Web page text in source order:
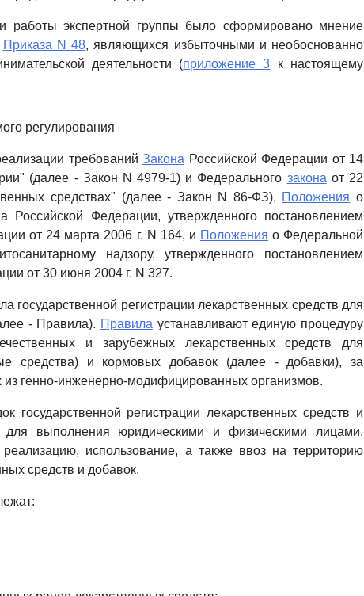
работы экспертной группы было сформировано мнение
Приказа N 48, являющихся избыточными и необоснованно
деятельности (приложение 3 к настоящему
регулирования
требований Закона Российской Федерации от 14
(далее - Закон N 4979-1) и Федерального закона от 22
средствах" (далее - Закон N 86-ФЗ), Положения о
Российской Федерации, утвержденного постановлением
от 24 марта 2006 г. N 164, и Положения о Федеральной
надзору, утвержденного постановлением
от 30 июня 2004 г. N 327.
государственной регистрации лекарственных средств для
- Правила). Правила устанавливают единую процедуру
и зарубежных лекарственных средств для
средства) и кормовых добавок (далее - добавки), за
генно-инженерно-модифицированных организмов.
государственной регистрации лекарственных средств и
для выполнения юридическими и физическими лицами,
использование, а также ввоз на территорию
средств и добавок.